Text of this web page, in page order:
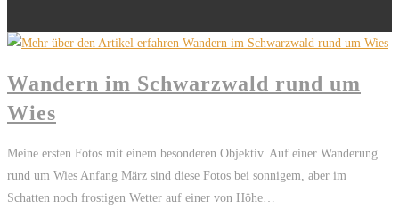
Wandern im Schwarzwald rund um
Wies
Meine ersten Fotos mit einem besonderen Objektiv. Auf einer Wanderung
rund um Wies Anfang März sind diese Fotos bei sonnigem, aber im
Schatten noch frostigen Wetter auf einer von Höhe…